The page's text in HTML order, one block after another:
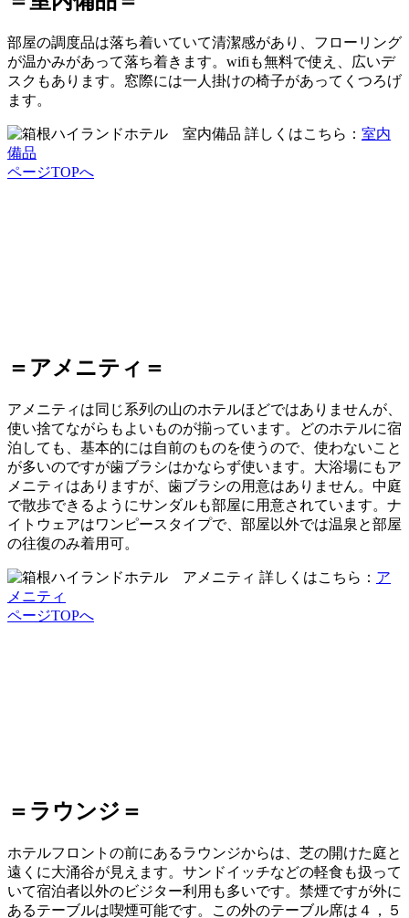
部屋の調度品は落ち着いていて清潔感があり、フローリング
が温かみがあって落ち着きます。wifiも無料で使え、広いデ
スクもあります。窓際には一人掛けの椅子があってくつろげ
ます。
詳しくはこちら： 室内
備品
ページTOPへ
＝アメニティ＝
アメニティは同じ系列の山のホテルほどではありませんが、
使い捨てながらもよいものが揃っています。どのホテルに宿
泊しても、基本的には自前のものを使うので、使わないこと
が多いのですが歯ブラシはかならず使います。大浴場にもア
メニティはありますが、歯ブラシの用意はありません。中庭
で散歩できるようにサンダルも部屋に用意されています。ナ
イトウェアはワンピースタイプで、部屋以外では温泉と部屋
の往復のみ着用可。
詳しくはこちら： ア
メニティ
ページTOPへ
＝ラウンジ＝
ホテルフロントの前にあるラウンジからは、芝の開けた庭と
遠くに大涌谷が見えます。サンドイッチなどの軽食も扱って
いて宿泊者以外のビジター利用も多いです。禁煙ですが外に
あるテーブルは喫煙可能です。この外のテーブル席は４，５